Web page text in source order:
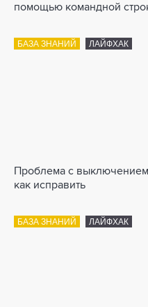
помощью командной
БАЗА ЗНАНИЙ ЛАЙФХАК
Проблема с
как исправить
БАЗА ЗНАНИЙ ЛАЙФХАК